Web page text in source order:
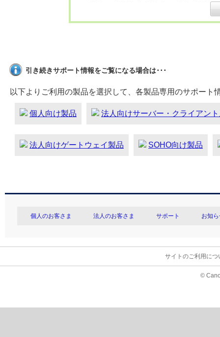
引き続きサポート情報をご覧になる場合は･･･
以下よりご利用の製品を選択して、各製品専用のサポート
個人向け製品 法人向けサーバー・クライアン
法人向けゲートウェイ製品 SOHO向け製品
個人のお客さま 法人のお客さま サポート お知
サイトのご利用につ
©